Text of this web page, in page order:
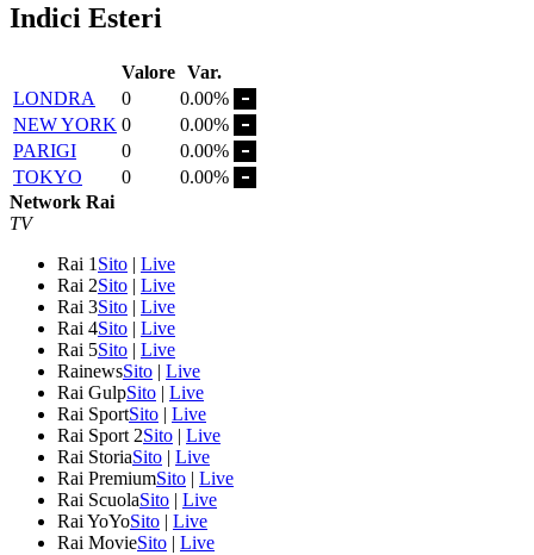
Indici Esteri
Valore Var.
LONDRA
0
0.00%
NEW YORK 0
0.00%
PARIGI
0
0.00%
TOKYO
0
0.00%
Network Rai
TV
Rai 1 Sito | Live
Rai 2Sito | Live
Rai 3Sito | Live
Rai 4Sito | Live
Rai 5Sito | Live
RainewsSito | Live
Rai GulpSito | Live
Rai SportSito | Live
Rai Sport 2Sito | Live
Rai StoriaSito | Live
Rai PremiumSito | Live
Rai ScuolaSito | Live
Rai YoYoSito | Live
Rai MovieSito | Live